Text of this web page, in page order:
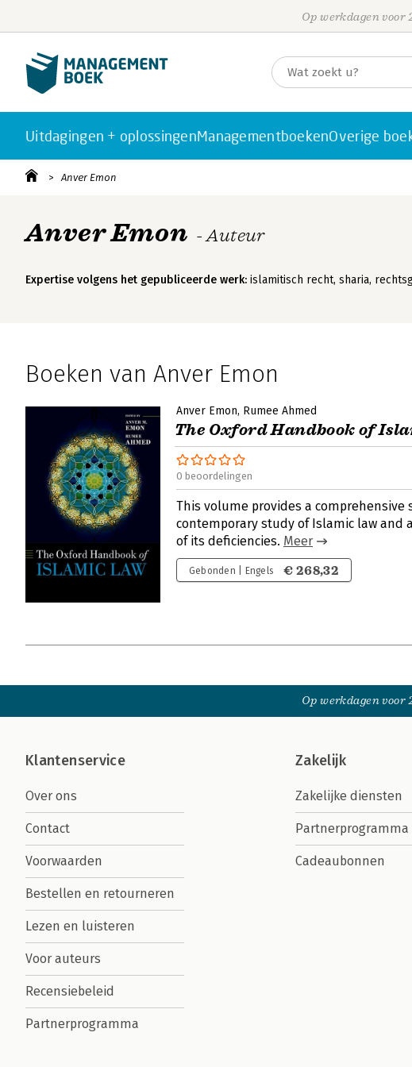
Op werkdagen voor
Uitdagingen + oplossingenManagementboekenOverige
Anver Emon
Anver Emon - Auteur
Expertise volgens het gepubliceerde werk: islamitisch recht, sharia,
Boeken van Anver Emon
Anver Emon Rumee Ahmed
The Oxford Handbook of
0 beoordelingen
This volume provides a comprehensive
contemporary study of Islamic law and
of its deficiencies. Meer
Gebonden | Engels € 268,32
Op werkdagen voor
Klantenservice
Over ons
Contact
Voorwaarden
Bestellen en retourneren
Lezen en luisteren
Voor auteurs
Recensiebeleid
Partnerprogramma
Zakelijk
Zakelijke diensten
Partnerprogramma
Cadeaubonnen